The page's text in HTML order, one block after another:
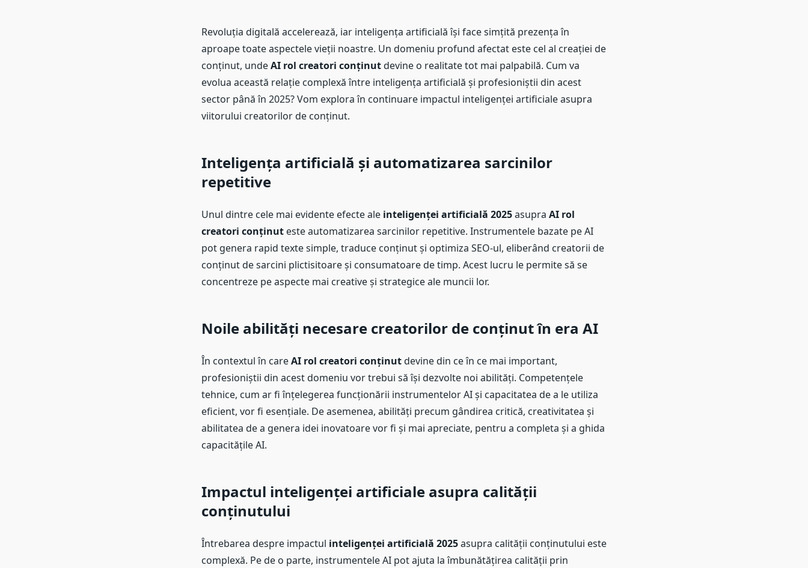
Revoluția digitală accelerează, iar inteligența artificială își face simțită prezența în
aproape toate aspectele vieții noastre. Un domeniu profund afectat este cel al creației de
conținut, undeAI rol creatori conținutdevine o realitate tot mai palpabilă. Cum va
evolua această relație complexă între inteligența artificială și profesioniștii din acest
sector până în 2025? Vom explora în continuare impactul inteligenței artificiale asupra
viitorului creatorilor de conținut.
Inteligența artificială și automatizarea sarcinilor
repetitive
Unul dintre cele mai evidente efecte ale inteligenței artificială 2025asupra AI rol
creatori conținuteste automatizarea sarcinilor repetitive. Instrumentele bazate pe AI
pot genera rapid texte simple, traduce conținut și optimiza SEO-ul, eliberând creatorii de
conținut de sarcini plictisitoare și consumatoare de timp. Acest lucru le permite să se
concentreze pe aspecte mai creative și strategice ale muncii lor.
Noile abilități necesare creatorilor de conținut în era AI
În contextul în careAI rol creatori conținutdevine din ce în ce mai important,
profesioniștii din acest domeniu vor trebui să își dezvolte noi abilități. Competențele
tehnice, cum ar fi înțelegerea funcționării instrumentelor AI și capacitatea de a le utiliza
eficient, vor fi esențiale. De asemenea, abilități precum gândirea critică, creativitatea și
abilitatea de a genera idei inovatoare vor fi și mai apreciate, pentru a completa și a ghida
capacitățile AI.
Impactul inteligenței artificiale asupra calității
conținutului
Întrebarea despre impactul inteligenței artificială 2025asupra calității conținutului este
complexă. Pe de o parte, instrumentele AI pot ajuta la îmbunătățirea calității prin